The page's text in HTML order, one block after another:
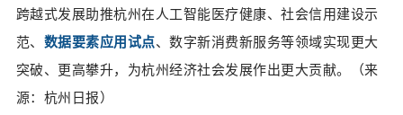
跨越式发展助推杭州在人工智能医疗健康、社会信用建设示
范、 数据要素应用试点、数字新消费新服务等领域实现更大
突破、更高攀升，为杭州经济社会发展作出更大贡献。（来
源：杭州日报）